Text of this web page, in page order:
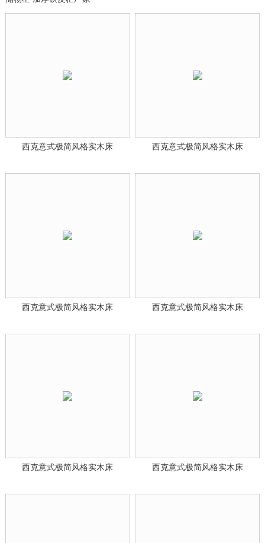
西克意式极简风格实木床 西克意式极简风格实木床
西克意式极简风格实木床 西克意式极简风格实木床
西克意式极简风格实木床 西克意式极简风格实木床